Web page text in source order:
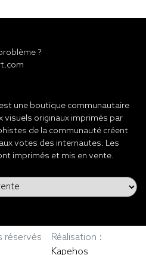
?
une boutique communautaire
visuels originaux imprimés par
de la communauté créent
votes des internautes. Les
imprimés et mis en vente.
réservés
Réalisation :
Kapehos